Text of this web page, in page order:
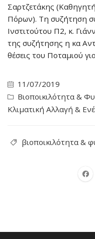
Σαρτζετάκης
Πόρων). Τη συζήτηση
Ινστιτούτου Π2, κ.
της συζήτησης η κα
θέσεις του Ποταμιού
11/07/2019
Βιοποικιλότητα &
Κλιματική Αλλαγή &
βιοποικιλότητα &